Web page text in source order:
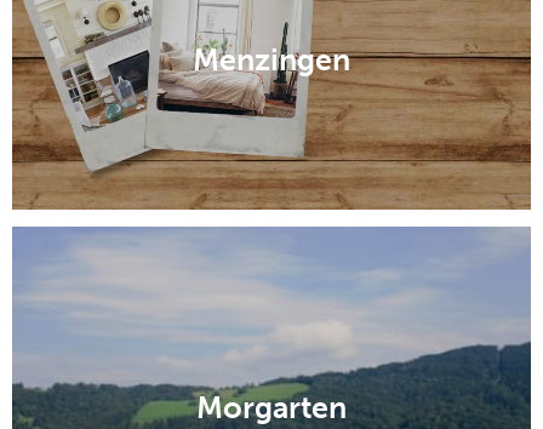
Menzingen
Morgarten